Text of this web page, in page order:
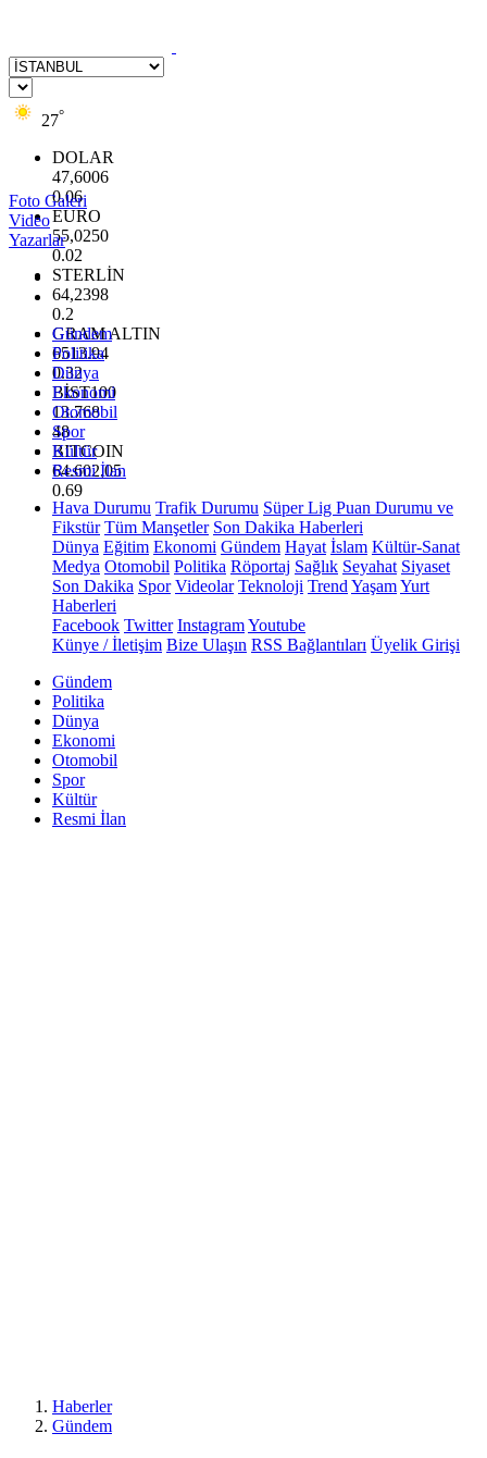
27°
DOLAR
47,6006
0.06
EURO
55,0250
0.02
STERLİN
64,2398
0.2
GRAM ALTIN
6513.94
0.32
BİST100
13.768
48
BITCOIN
64.602,05
0.69
Foto Galeri
Video
Yazarlar
Gündem
Politika
Dünya
Ekonomi
Otomobil
Spor
Kültür
Resmi İlan
Hava Durumu Trafik Durumu Süper Lig Puan Durumu ve
Fikstür Tüm Manşetler Son Dakika Haberleri
Dünya Eğitim Ekonomi Gündem Hayat İslam Kültür-Sanat
Medya Otomobil Politika Röportaj Sağlık Seyahat Siyaset
Son Dakika Spor Videolar Teknoloji Trend YaşamYurt
Haberleri
Facebook Twitter InstagramYoutube
Künye / İletişim Bize Ulaşın RSS Bağlantıları Üyelik Girişi
Gündem
Politika
Dünya
Ekonomi
Otomobil
Spor
Kültür
Resmi İlan
Haberler
Gündem